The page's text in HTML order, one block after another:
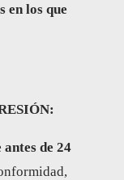
en los que
de 24